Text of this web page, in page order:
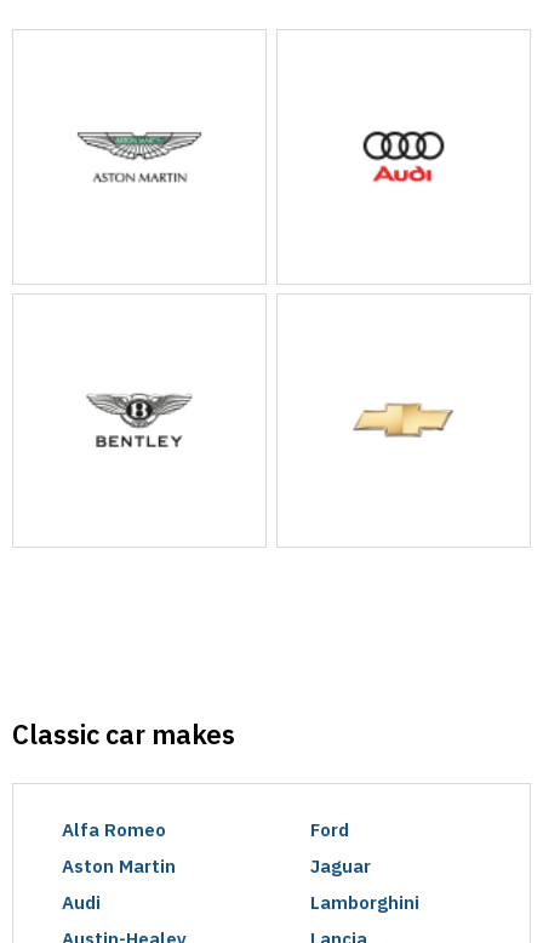
Classic car makes
Alfa Romeo
Aston Martin
Audi
Ford
Jaguar
Lamborghini